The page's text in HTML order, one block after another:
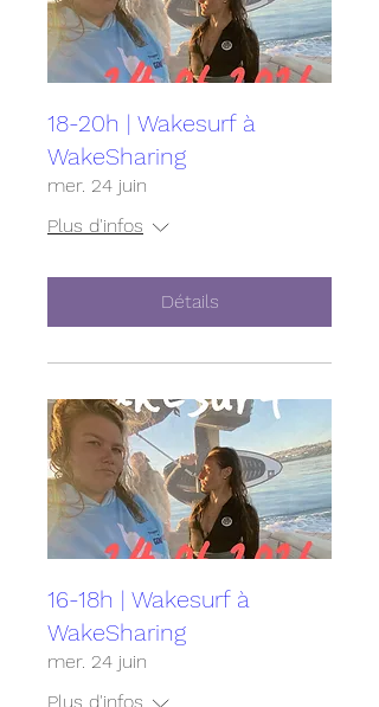
18-20h | Wakesurf à
WakeSharing
mer. 24 juin
Plus d'infos
Détails
16-18h | Wakesurf à
WakeSharing
mer. 24 juin
Plus d'infos